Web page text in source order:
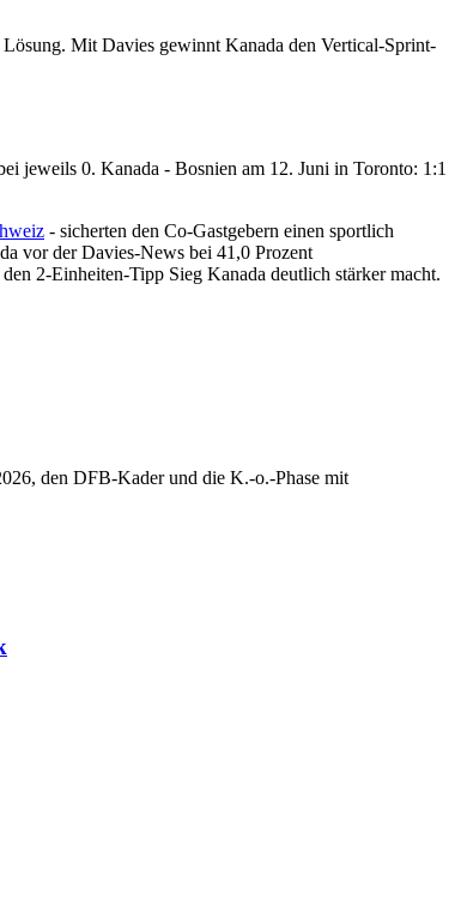
Mit Davies gewinnt Kanada den Vertical-Sprint-
jeweils 0. Kanada - Bosnien am 12. Juni in Toronto: 1:1
- sicherten den Co-Gastgebern einen sportlich
vor der Davies-News bei 41,0 Prozent
2-Einheiten-Tipp Sieg Kanada deutlich stärker macht.
den DFB-Kader und die K.-o.-Phase mit